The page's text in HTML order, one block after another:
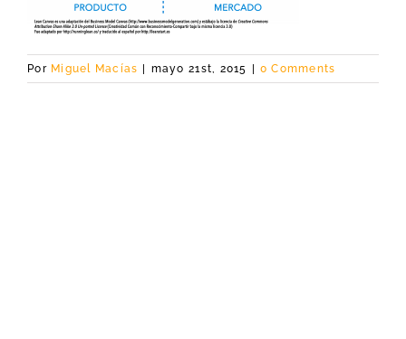
Por Miguel Macías mayo 21st, 2015 0 Comments